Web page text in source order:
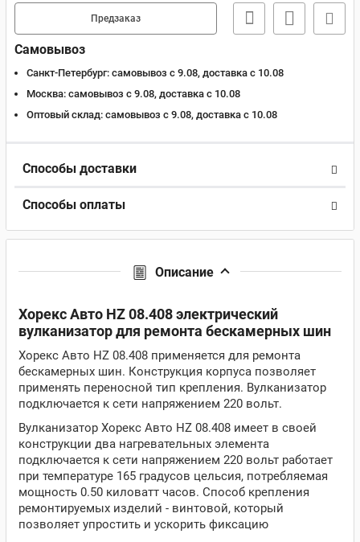
Предзаказ
Самовывоз
Санкт-Петербург: самовывоз с 9.08, доставка c 10.08
Москва: самовывоз с 9.08, доставка c 10.08
Оптовый склад: самовывоз с 9.08, доставка c 10.08
Способы доставки
Способы оплаты
Описание
Хорекс Авто HZ 08.408 электрический
вулканизатор для ремонта бескамерных шин
Хорекс Авто HZ 08.408 применяется для ремонта
бескамерных шин. Конструкция корпуса позволяет
применять переносной тип крепления. Вулканизатор
подключается к сети напряжением 220 вольт.
Вулканизатор Хорекс Авто HZ 08.408 имеет в своей
конструкции два нагревательных элемента
подключается к сети напряжением 220 вольт работает
при температуре 165 градусов цельсия, потребляемая
мощность 0.50 киловатт часов. Способ крепления
ремонтируемых изделий - винтовой, который
позволяет упростить и ускорить фиксацию